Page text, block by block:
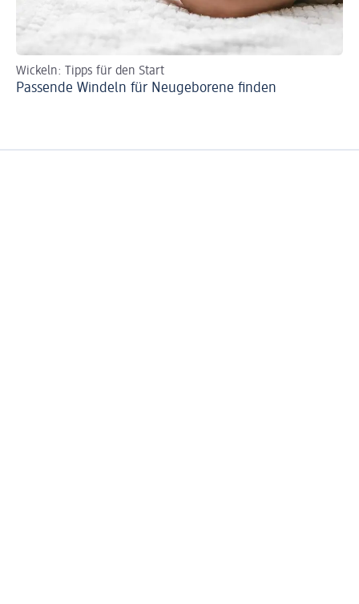
Wickeln: Tipps für den Start
Passende Windeln für Neugeborene finden